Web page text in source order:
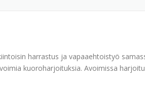
harrastus ja vapaaehtoistyö
kuoroharjoituksia. Avoimissa